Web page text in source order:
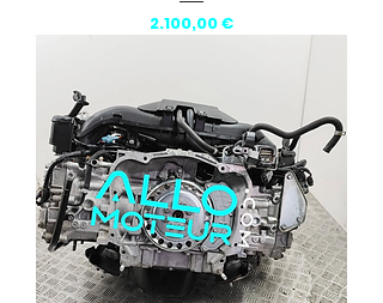
Pris
2.100,00 €